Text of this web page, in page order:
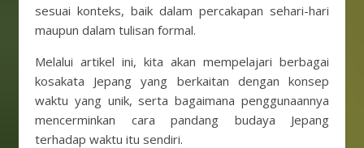
sesuai konteks, baik dalam percakapan sehari-hari
maupun dalam tulisan formal.
Melalui artikel ini, kita akan mempelajari berbagai
kosakata Jepang yang berkaitan dengan konsep
waktu yang unik, serta bagaimana penggunaannya
mencerminkan cara pandang budaya Jepang
terhadap waktu itu sendiri.